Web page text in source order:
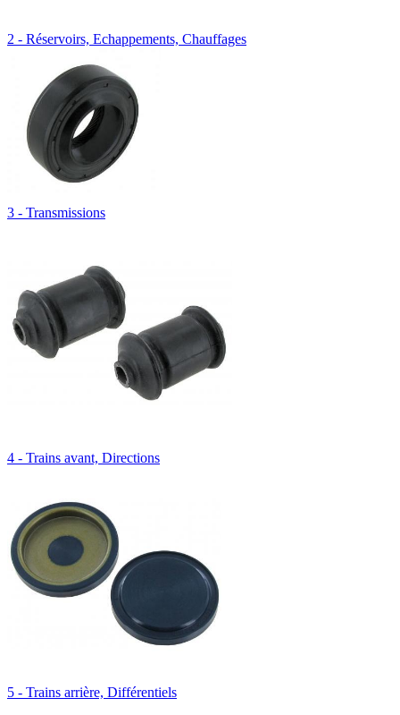
2 - Réservoirs, Echappements, Chauffages
3 - Transmissions
4 - Trains avant, Directions
5 - Trains arrière, Différentiels